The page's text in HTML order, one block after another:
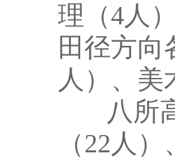
理（4人
田径方向
人）、美
八所高
（22人